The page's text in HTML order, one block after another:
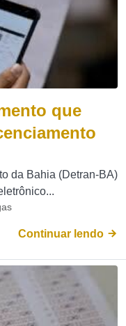
que
da Bahia (Detran-BA)
Continuar lendo